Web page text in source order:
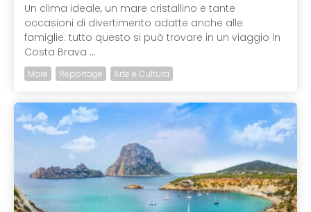
Un clima ideale, un mare cristallino e tante
occasioni di divertimento adatte anche alle
famiglie: tutto questo si può trovare in un viaggio in
Costa Brava ...
Mare Reportage Arte e Cultura